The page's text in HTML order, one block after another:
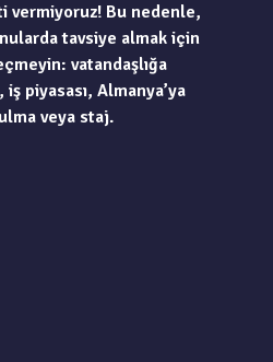
vermiyoruz! Bu nedenle,
tavsiye almak için
vatandaşlığa
piyasası, Almanya’ya
veya staj.